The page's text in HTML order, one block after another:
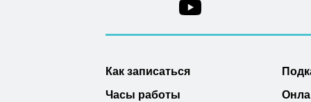
Как записаться
Часы работы